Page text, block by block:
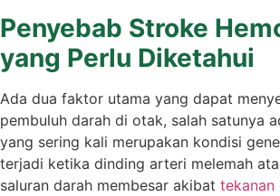
Penyebab Stroke
yang Perlu Diketahui
Ada dua faktor utama yang dapat
pembuluh darah di otak, salah satunya
yang sering kali merupakan kondisi
terjadi ketika dinding arteri melemah
saluran darah membesar akibat tekanan